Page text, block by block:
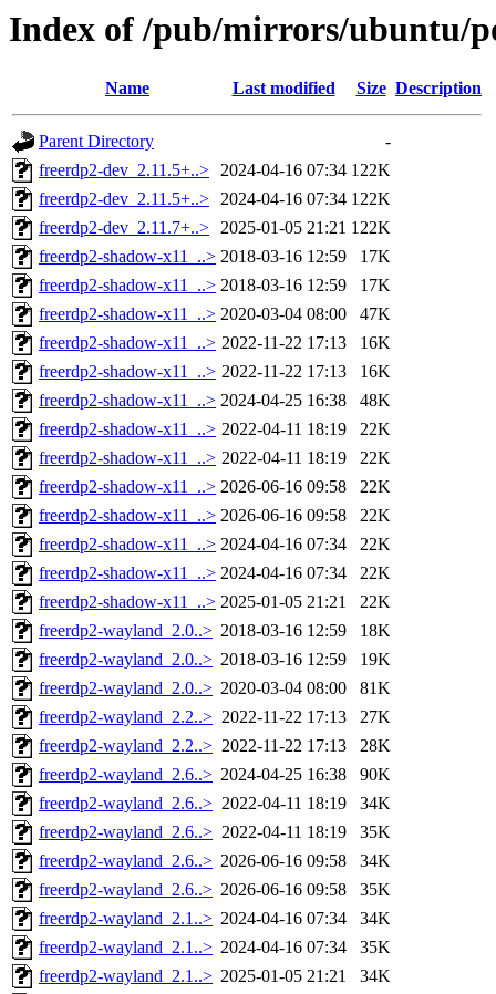
Index of /pub/mirrors/ubuntu/
Name Last modified Size Description
Parent Directory
-
freerdp2-dev_2.11.5+..> 2024-04-16 07:34 122K
freerdp2-dev_2.11.5+..> 2024-04-16 07:34 122K
freerdp2-dev_2.11.7+..> 2025-01-05 21:21 122K
freerdp2-shadow-x11_..> 2018-03-16 12:59
17K
freerdp2-shadow-x11_..> 2018-03-16 12:59
17K
freerdp2-shadow-x11_..> 2020-03-04 08:00
47K
freerdp2-shadow-x11_..> 2022-11-22 17:13
16K
freerdp2-shadow-x11_..> 2022-11-22 17:13
16K
freerdp2-shadow-x11_..> 2024-04-25 16:38
48K
freerdp2-shadow-x11_..> 2022-04-11 18:19
22K
freerdp2-shadow-x11_..> 2022-04-11 18:19
22K
freerdp2-shadow-x11_..> 2026-06-16 09:58
22K
freerdp2-shadow-x11_..> 2026-06-16 09:58
22K
freerdp2-shadow-x11_..> 2024-04-16 07:34
22K
freerdp2-shadow-x11_..> 2024-04-16 07:34
22K
freerdp2-shadow-x11_..> 2025-01-05 21:21
22K
freerdp2-wayland_2.0..> 2018-03-16 12:59
18K
freerdp2-wayland_2.0..> 2018-03-16 12:59
19K
freerdp2-wayland_2.0..> 2020-03-04 08:00
81K
freerdp2-wayland_2.2..> 2022-11-22 17:13
27K
freerdp2-wayland_2.2..> 2022-11-22 17:13
28K
freerdp2-wayland_2.6..> 2024-04-25 16:38
90K
freerdp2-wayland_2.6..> 2022-04-11 18:19
34K
freerdp2-wayland_2.6..> 2022-04-11 18:19
35K
freerdp2-wayland_2.6..> 2026-06-16 09:58
34K
freerdp2-wayland_2.6..> 2026-06-16 09:58
35K
freerdp2-wayland_2.1..> 2024-04-16 07:34
34K
freerdp2-wayland_2.1..> 2024-04-16 07:34
35K
freerdp2-wayland_2.1..> 2025-01-05 21:21
34K